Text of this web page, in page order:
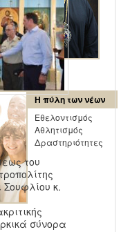
Η πύλη των νέων
Εθελοντισμός
Αθλητισμός
Δραστηριότητες
του
Σουφλίου κ.
σύνορα